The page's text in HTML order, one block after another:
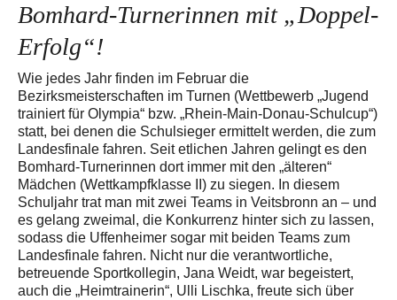
Bomhard-Turnerinnen mit „Doppel-
Erfolg“!
Wie jedes Jahr finden im Februar die
Bezirksmeisterschaften im Turnen (Wettbewerb „Jugend
trainiert für Olympia“ bzw. „Rhein-Main-Donau-Schulcup“)
statt, bei denen die Schulsieger ermittelt werden, die zum
Landesfinale fahren. Seit etlichen Jahren gelingt es den
Bomhard-Turnerinnen dort immer mit den „älteren“
Mädchen (Wettkampfklasse II) zu siegen. In diesem
Schuljahr trat man mit zwei Teams in Veitsbronn an – und
es gelang zweimal, die Konkurrenz hinter sich zu lassen,
sodass die Uffenheimer sogar mit beiden Teams zum
Landesfinale fahren. Nicht nur die verantwortliche,
betreuende Sportkollegin, Jana Weidt, war begeistert,
auch die „Heimtrainerin“, Ulli Lischka, freute sich über